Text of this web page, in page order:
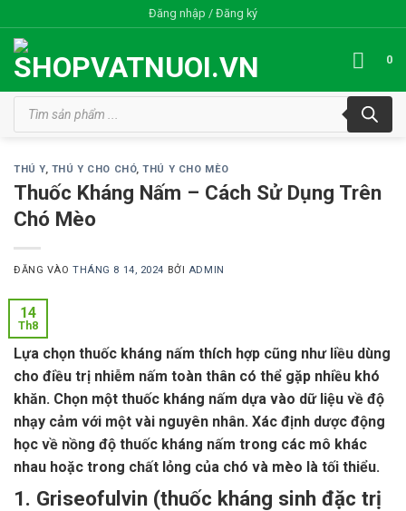
qua
nội
dung
Đăng nhập / Đăng ký
0
Tìm
kiếm
phẩm
THÚ Y, THÚ Y CHO CHÓ,THÚ Y CHO MÈO
Thuốc Kháng Nấm – Cách Sử Dụng Trên
Chó Mèo
ĐĂNG VÀOTHÁNG 8 14, 2024 BỞI ADMIN
14
Th8
Lựa chọn thuốc kháng nấm thích hợp cũng như liều dùng
cho điều trị nhiễm nấm toàn thân có thể gặp nhiều khó
khăn. Chọn một thuốc kháng nấm dựa vào dữ liệu về độ
nhạy cảm với một vài nguyên nhân. Xác định dược động
học về nồng độ thuốc kháng nấm trong các mô khác
nhau hoặc trong chất lỏng của chó và mèo là tối thiểu.
1. Griseofulvin (thuốc kháng sinh đặc trị